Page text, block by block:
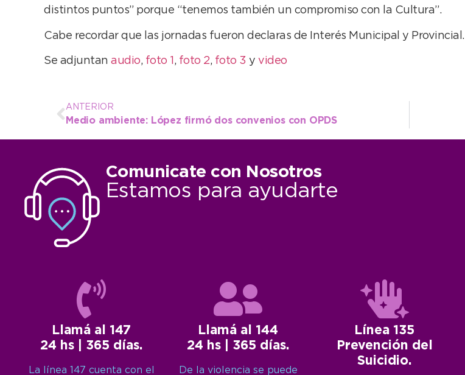
distintos puntos” porque “tenemos también un compromiso con la Cultura”.
Cabe recordar que las jornadas fueron declaras de Interés Municipal y Provincial.
Se adjuntan audio,foto 1 , foto 2, foto 3 y video
ANTERIOR
Medio ambiente: López firmó dos convenios con OPDS
Comunicate con Nosotros
Estamos para ayudarte
Llamá al 147
24 hs | 365 días.
La línea 147 cuenta con el
Llamá al 144
24 hs | 365 días.
De la violencia se puede
Línea 135
Prevención del
Suicidio.